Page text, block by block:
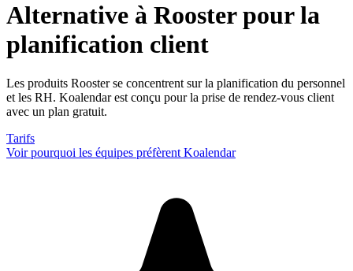
Alternative à Roosterpour la
planification client
Les produits Rooster se concentrent sur la planification du personnel
et les RH. Koalendar est conçu pour la prise de rendez-vous client
avec un plan gratuit.
Tarifs
Voir pourquoi les équipes préfèrent Koalendar